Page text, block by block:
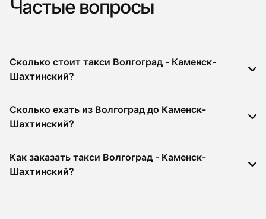
Частые вопросы
Сколько стоит такси Волгоград - Каменск-
Шахтинский?
Сколько ехать из Волгоград до Каменск-
Шахтинский?
Как заказать такси Волгоград - Каменск-
Шахтинский?